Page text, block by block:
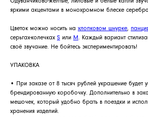
яркими акцентами в монохромном блеске
Цветок можно носить на хлопковом шнурке,
серьгах-колечках S или M. Каждый вариант
своё звучание. Не бойтесь экспериментировать!
УПАКОВКА
• При заказе от 8 тысяч рублей украшение будет
брендированную коробочку. Дополнительно в
мешочек, который удобно брать в поездки и
хранения изделий.
ИСТОРИЯ БРЕНДА
МАНИФЕСТ